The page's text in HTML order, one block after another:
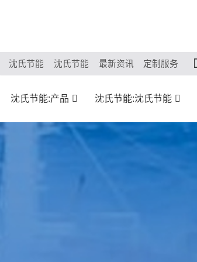
沈氏节能 沈氏节能 最新资讯 定制服务
沈氏节能:产品 沈氏节能:沈氏节能